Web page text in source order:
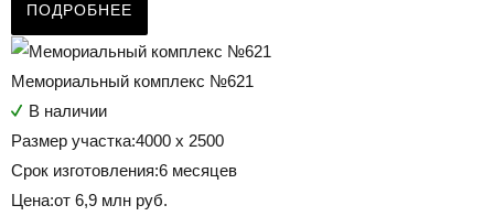
ПОДРОБНЕЕ
Мемориальный комплекс №621
В наличии
Размер участка:4000 х 2500
Срок изготовления:6 месяцев
Цена:от 6,9 млн руб.